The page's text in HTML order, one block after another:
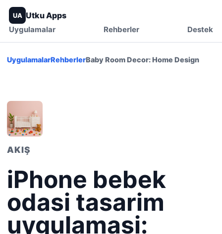
UA Utku Apps
Uygulamalar Rehberler Destek
UygulamalarRehberlerBaby Room Decor: Home Design
AKIŞ
iPhone bebek
odasi tasarim
uygulamasi: